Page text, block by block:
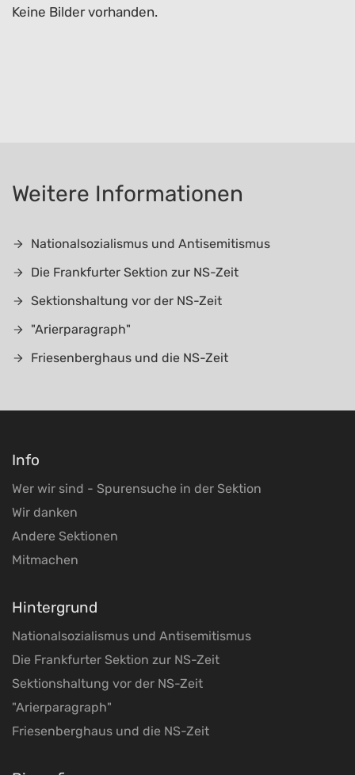
Keine Bilder vorhanden.
Weitere Informationen
Nationalsozialismus und Antisemitismus
Die Frankfurter Sektion zur NS-Zeit
Sektionshaltung vor der NS-Zeit
"Arierparagraph"
Friesenberghaus und die NS-Zeit
Info
Wer wir sind - Spurensuche in der Sektion
Wir danken
Andere Sektionen
Mitmachen
Hintergrund
Nationalsozialismus und Antisemitismus
Die Frankfurter Sektion zur NS-Zeit
Sektionshaltung vor der NS-Zeit
"Arierparagraph"
Friesenberghaus und die NS-Zeit